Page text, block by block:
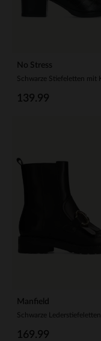
No Stress
139.99
Manfield
Schwarze Lederstiefeletten
169.99